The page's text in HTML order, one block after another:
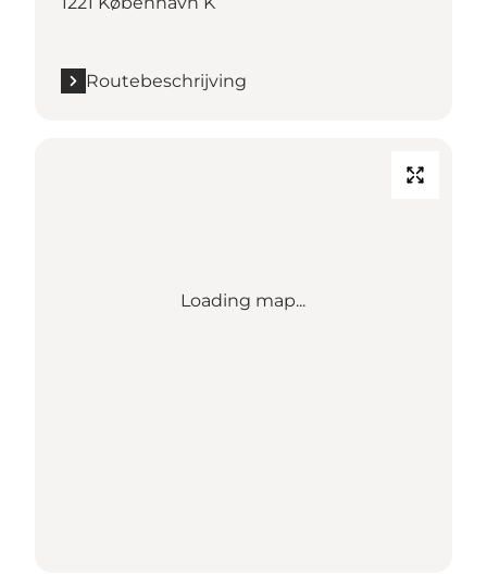
Routebeschrijving
Loading map...